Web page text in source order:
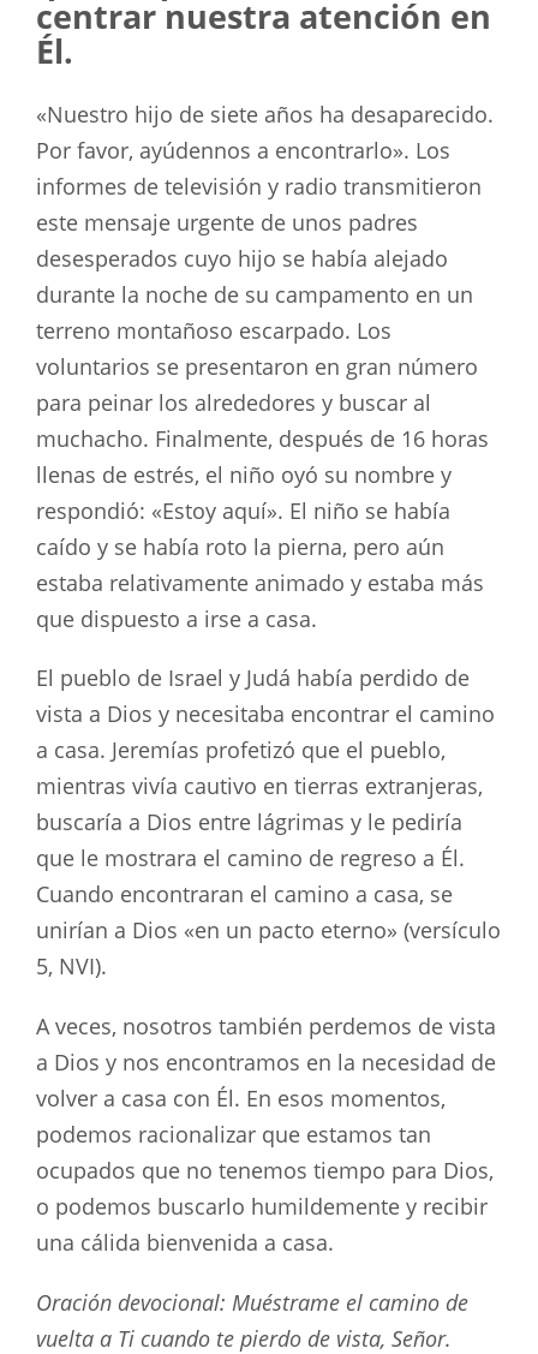
centrar nuestra atención en
Él.
«Nuestro hijo de siete años ha desaparecido.
Por favor, ayúdennos a encontrarlo». Los
informes de televisión y radio transmitieron
este mensaje urgente de unos padres
desesperados cuyo hijo se había alejado
durante la noche de su campamento en un
terreno montañoso escarpado. Los
voluntarios se presentaron en gran número
para peinar los alrededores y buscar al
muchacho. Finalmente, después de 16 horas
llenas de estrés, el niño oyó su nombre y
respondió: «Estoy aquí». El niño se había
caído y se había roto la pierna, pero aún
estaba relativamente animado y estaba más
que dispuesto a irse a casa.
El pueblo de Israel y Judá había perdido de
vista a Dios y necesitaba encontrar el camino
a casa. Jeremías profetizó que el pueblo,
mientras vivía cautivo en tierras extranjeras,
buscaría a Dios entre lágrimas y le pediría
que le mostrara el camino de regreso a Él.
Cuando encontraran el camino a casa, se
unirían a Dios «en un pacto eterno» (versículo
5, NVI).
A veces, nosotros también perdemos de vista
a Dios y nos encontramos en la necesidad de
volver a casa con Él. En esos momentos,
podemos racionalizar que estamos tan
ocupados que no tenemos tiempo para Dios,
o podemos buscarlo humildemente y recibir
una cálida bienvenida a casa.
Oración devocional: Muéstrame el camino de
vuelta a Ti cuando te pierdo de vista, Señor.